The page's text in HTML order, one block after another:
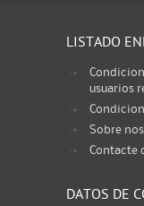
LISTADO
usuarios
Sobre
Contacte
DATOS DE